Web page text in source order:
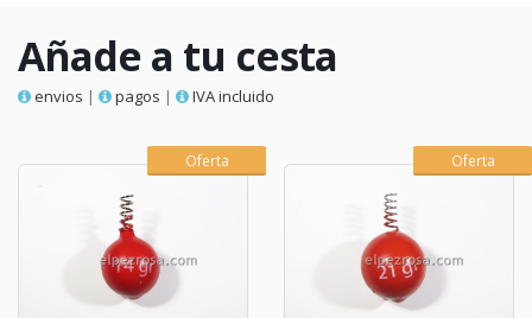
Añade a tu cesta
envios | pagos | IVA incluido
Oferta Oferta